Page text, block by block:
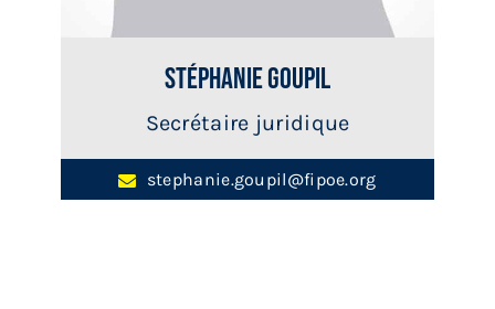
Stéphanie Goupil
Secrétaire juridique
stephanie.goupil@fipoe.org